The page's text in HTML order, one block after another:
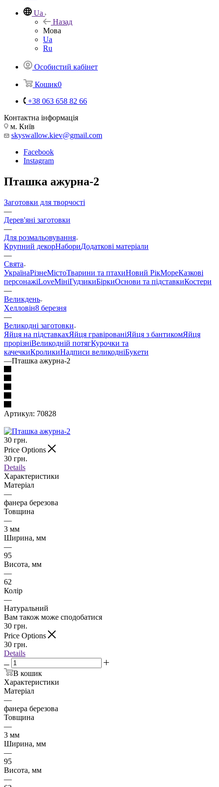
Ua
Назад
Мова
Ua
Ru
Особистий кабінет
Кошик0
+38 063 658 82 66
Контактна інформація
м. Київ
skyswallow.kiev@gmail.com
Facebook
Instagram
Пташка ажурна-2
Заготовки для творчості
—
Дерев'яні заготовки
—
Для розмальовування
Крупний декорНабориДодаткові матеріали
—
Свята
УкраїнаРізнеМістоТварини та птахиНовий РікМореКазкові
персонажіLoveМініГудзикиБіркиОснови та підставкиКостери
—
Великдень
Хелловін8 березня
—
Великодні заготовки
Яйця на підставкахЯйця гравірованіЯйця з бантикомЯйця
прорізніВеликодній потягКурочки та
качечкиКроликиНадписи великодніБукети
—Пташка ажурна-2
Артикул: 70828
30 грн.
Price Options
30 грн.
Details
Характеристики
Матеріал
—
фанера березова
Товщина
—
3 мм
Ширина, мм
—
95
Висота, мм
—
62
Колір
—
Натуральний
Вам також може сподобатися
30 грн.
Price Options
30 грн.
Details
В кошик
Характеристики
Матеріал
—
фанера березова
Товщина
—
3 мм
Ширина, мм
—
95
Висота, мм
—